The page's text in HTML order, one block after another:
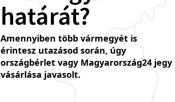
határát?
Amennyiben több vármegyét is
érintesz utazásod során, úgy
országbérlet vagy Magyarország24 jegy
vásárlása javasolt.